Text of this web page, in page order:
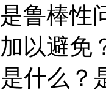
鲁棒性
以避免
什么？